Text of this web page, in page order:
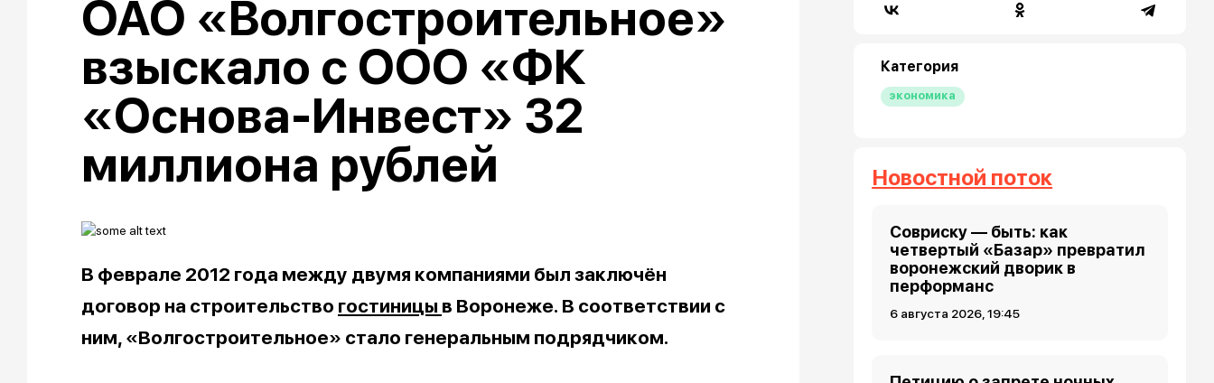
ОАО «Волгостроительное»
взыскало с ООО «ФК
«Основа-Инвест» 32
миллиона рублей
В феврале 2012 года между двумя компаниями был заключён
договор на строительство гостиницы в Воронеже. В соответствии с
ним, «Волгостроительное» стало генеральным подрядчиком.
Категория
экономика
Новостной поток
Совриску — быть: как
четвертый «Базар» превратил
воронежский дворик в
перформанс
6 августа 2026, 19:45